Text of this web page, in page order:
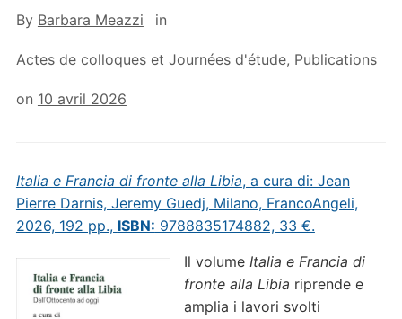
By Barbara Meazzi in
Actes de colloques et Journées d'étude, Publications
on 10 avril 2026
Italia e Francia di fronte alla Libia, a cura di: Jean
Pierre Darnis, Jeremy Guedj, Milano, FrancoAngeli,
2026, 192 pp., ISBN: 9788835174882, 33 €.
Il volume Italia e Francia di
fronte alla Libia riprende e
amplia i lavori svolti